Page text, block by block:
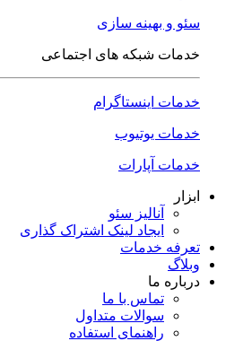
سئو و بهینه سازی
خدمات شبکه های اجتماعی
خدمات اینستاگرام
خدمات یوتیوب
خدمات آپارات
ابزار
آنالیز سئو
ایجاد لینک اشتراک گذاری
تعرفه خدمات
وبلاگ
درباره ما
تماس با ما
سوالات متداول
راهنمای استفاده